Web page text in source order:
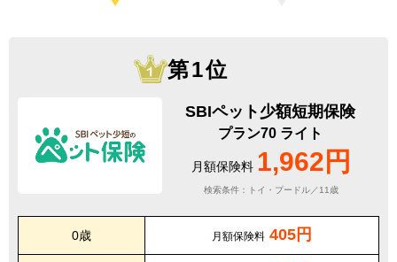
第1位
SBIペット少額短期保険
プラン70 ライト
月額保険料 1,962円
検索条件：トイ・プードル／11歳
0歳 月額保険料 405円